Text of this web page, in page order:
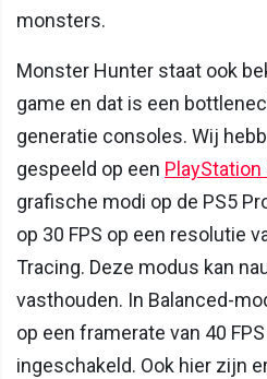
monsters.
Monster Hunter staat ook
game en dat is een
generatie consoles. Wij
gespeeld op een PlayStation
grafische modi op de PS5
op 30 FPS op een resolutie
Tracing. Deze modus kan
vasthouden. In Balanced-
op een framerate van 40
ingeschakeld. Ook hier zijn